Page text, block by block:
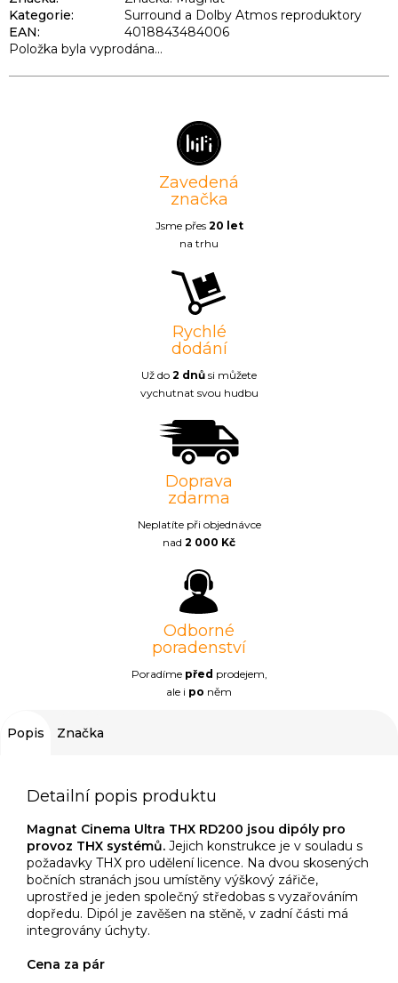
Kategorie:
Surround a Dolby Atmos reproduktory
EAN:
4018843484006
Položka byla vyprodána…
Zavedená
značka
Jsme přes 20 let
na trhu
Rychlé
dodání
Už do 2 dnů si můžete
vychutnat svou hudbu
Doprava
zdarma
Neplatíte při objednávce
nad 2 000 Kč
Odborné
poradenství
Poradíme před prodejem,
ale i po něm
Popis Značka
Detailní popis produktu
Magnat Cinema Ultra THX RD200 jsou dipóly pro
provoz THX systémů. Jejich konstrukce je v souladu s
požadavky THX pro udělení licence. Na dvou skosených
bočních stranách jsou umístěny výškový zářiče,
uprostřed je jeden společný středobas s vyzařováním
dopředu. Dipól je zavěšen na stěně, v zadní části má
integrovány úchyty.
Cena za pár